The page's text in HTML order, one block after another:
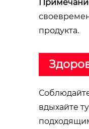
продукта.
вдыхайте